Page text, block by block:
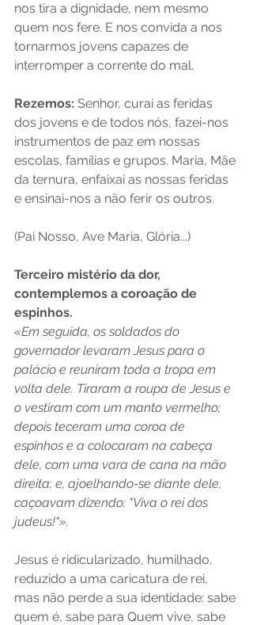
nos tira a dignidade, nem mesmo
quem nos fere. E nos convida a nos
tornarmos jovens capazes de
interromper a corrente do mal.
Rezemos: Senhor, curai as feridas
dos jovens e de todos nós, fazei-nos
instrumentos de paz em nossas
escolas, famílias e grupos. Maria, Mãe
da ternura, enfaixai as nossas feridas
e ensinai-nos a não ferir os outros.
(Pai Nosso, Ave Maria, Glória...)
Terceiro mistério da dor,
contemplemos a coroação de
espinhos.
«Em seguida, os soldados do
governador levaram Jesus para o
palácio e reuniram toda a tropa em
volta dele. Tiraram a roupa de Jesus e
o vestiram com um manto vermelho;
depois teceram uma coroa de
espinhos e a colocaram na cabeça
dele, com uma vara de cana na mão
direita; e, ajoelhando-se diante dele,
caçoavam dizendo: "Viva o rei dos
judeus!"».
Jesus é ridicularizado, humilhado,
reduzido a uma caricatura de rei,
mas não perde a sua identidade: sabe
quem é, sabe para Quem vive, sabe